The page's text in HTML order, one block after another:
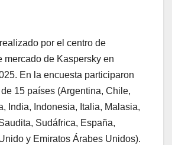
por el centro de
mercado de Kaspersky en
En la encuesta participaron
15 países (Argentina, Chile,
India, Indonesia, Italia, Malasia,
Sudáfrica, España,
y Emiratos Árabes Unidos).